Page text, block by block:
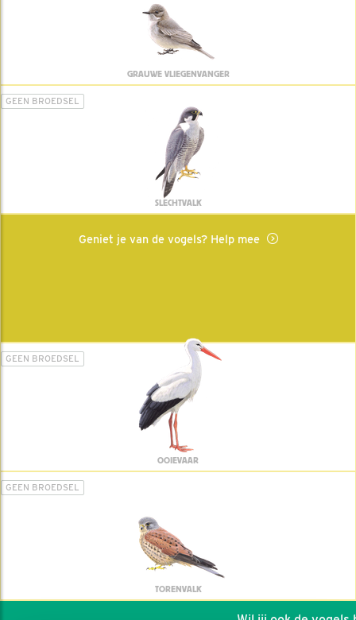
GRAUWE VLIEGENVANGER
GEEN BROEDSEL
SLECHTVALK
Geniet je van de vogels? Help mee
GEEN BROEDSEL
OOIEVAAR
GEEN BROEDSEL
TORENVALK